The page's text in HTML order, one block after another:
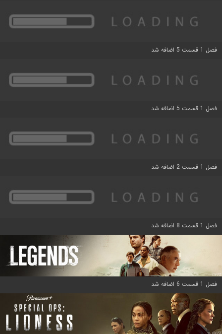
فصل 1 قسمت 5 اضافه شد
فصل 1 قسمت 5 اضافه شد
فصل 1 قسمت 2 اضافه شد
فصل 1 قسمت 8 اضافه شد
فصل 1 قسمت 6 اضافه شد